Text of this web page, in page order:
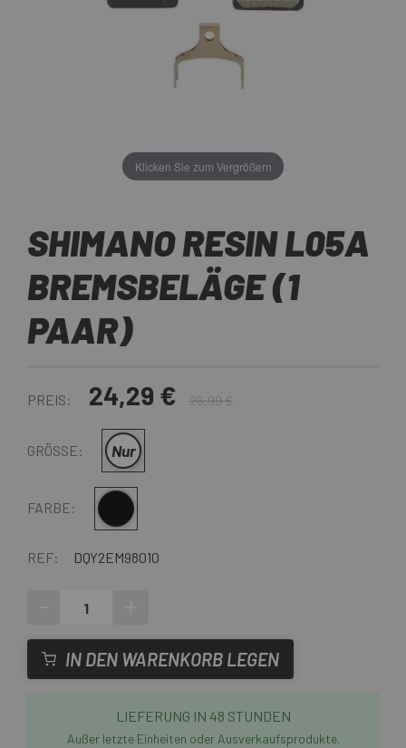
Klicken Sie zum Vergrößern
SHIMANO RESIN L05A
BREMSBELÄGE (1
PAAR)
PREIS: 24,29 € 26,99 €
GRÖSSE: Nur
FARBE: Schwarz
REF: DQY2EM98010
IN DEN WARENKORB LEGEN
LIEFERUNG IN 48 STUNDEN
Außer letzte Einheiten oder Ausverkaufsprodukte.